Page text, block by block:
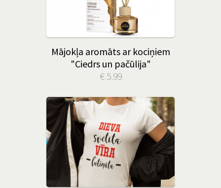
Mājokļa aromāts ar kociņiem
"Ciedrs un pačūlija"
€ 5.99